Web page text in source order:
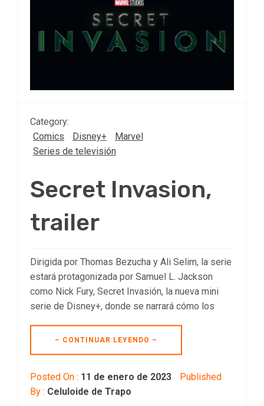
Category:
Comics
Disney+
Marvel
Series de televisión
Secret Invasion,
trailer
Dirigida por Thomas Bezucha y Ali Selim, la serie
estará protagonizada por Samuel L. Jackson
como Nick Fury, Secret Invasión, la nueva mini
serie de Disney+, donde se narrará cómo los
– CONTINUAR LEYENDO –
Posted On : 11 de enero de 2023
Published
By : Celuloide de Trapo